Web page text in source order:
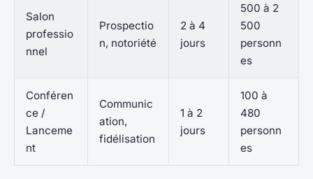
Salon
professio
nnel
Prospectio
n, notoriété
2 à 4
jours
500 à 2
500
personn
es
Conféren
ce /
Lanceme
nt
Communic
ation,
fidélisation
1 à 2
jours
100 à
480
personn
es